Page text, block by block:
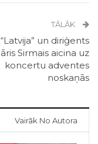
TĀLĀK
un diriģents
Sirmais aicina uz
koncertu adventes
noskaņās
Vairāk No Autora